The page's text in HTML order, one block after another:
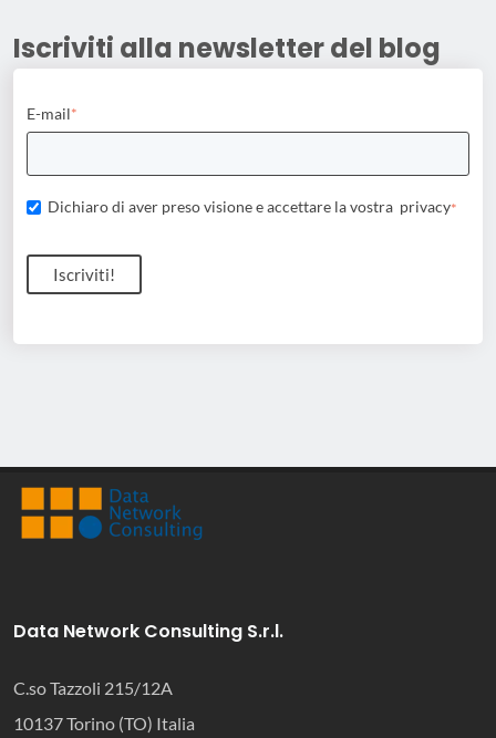
Iscriviti alla newsletter del blog
E-mail*
Dichiaro di aver preso visione e accettare la vostra privacy*
Data Network Consulting S.r.l.
C.so Tazzoli 215/12A
10137 Torino (TO) Italia